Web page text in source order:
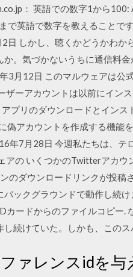
： 英語での数字1から
英語で数字を教えることで
しかし、聴くかどうかわ
。気づかないうちに通信料
3月12日 このマルウェアは公
ザーアカウントは以前にイン
プリのダウンロードとイン
偽アカウントを作成する機能
年7月28日 今週私たちは、
の いくつかのTwitterアカウ
のダウンロードリンクが投
ックグラウンドで動作し続
カードからのファイルコピー
続けていた。しかも、このス
ァレンスidを